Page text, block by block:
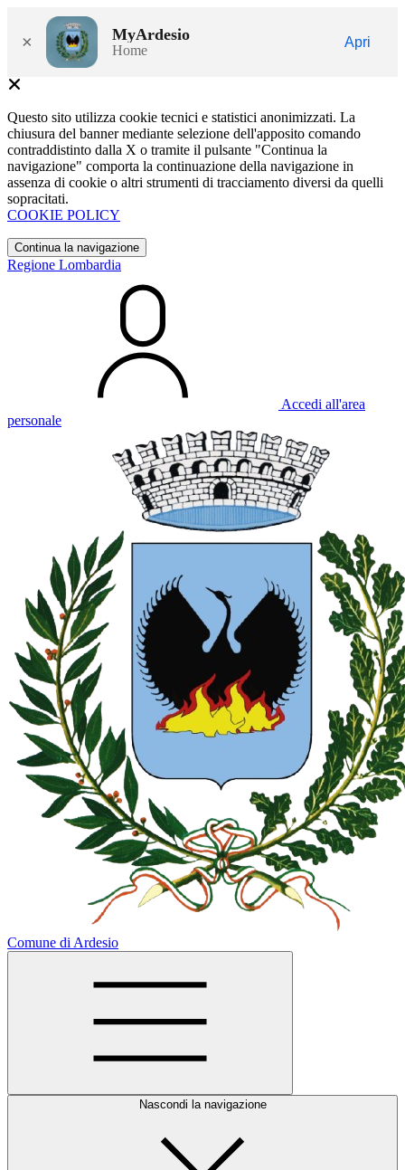
× MyArdesio
Home
Apri
Questo sito utilizza cookie tecnici e statistici anonimizzati. La
chiusura del banner mediante selezione dell'apposito comando
contraddistinto dalla X o tramite il pulsante "Continua la
navigazione" comporta la continuazione della navigazione in
assenza di cookie o altri strumenti di tracciamento diversi da quelli
sopracitati.
COOKIE POLICY
Continua la navigazione
Regione Lombardia
Accedi all'area
personale
Comune di Ardesio
Nascondi la navigazione